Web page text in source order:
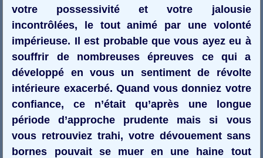
votre possessivité et votre jalousie
incontrôlées, le tout animé par une volonté
impérieuse. Il est probable que vous ayez eu à
souffrir de nombreuses épreuves ce qui a
développé en vous un sentiment de révolte
intérieure exacerbé. Quand vous donniez votre
confiance, ce n’était qu’après une longue
période d’approche prudente mais si vous
vous retrouviez trahi, votre dévouement sans
bornes pouvait se muer en une haine tout